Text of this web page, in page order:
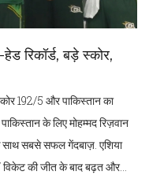
बड़े स्कोर,
192/5 और पाकिस्तान का
के लिए मोहम्मद रिज़वान
साथ सबसे सफल गेंदबाज़. एशिया
की जीत के बाद बढ़त और